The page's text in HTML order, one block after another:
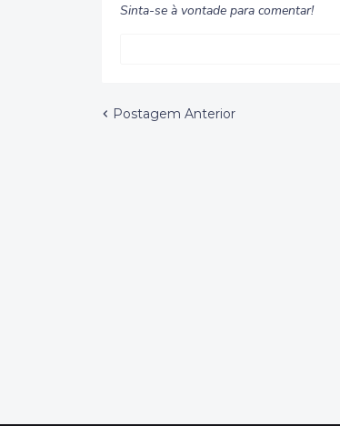
Sinta-se à vontade para comentar!
Postagem Anterior